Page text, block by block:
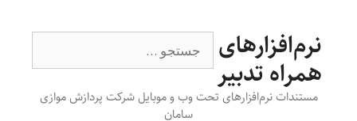
نرم‌افزارهای
همراه تدبیر
مستندات نرم‌افزارهای تحت وب و موبایل شرکت پردازش موازی
سامان